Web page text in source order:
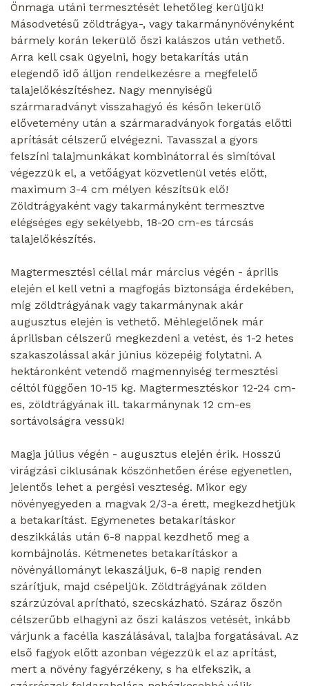
Önmaga utáni termesztését lehetőleg kerüljük!
Másodvetésű zöldtrágya-, vagy takarmánynövényként
bármely korán lekerülő őszi kalászos után vethető.
Arra kell csak ügyelni, hogy betakarítás után
elegendő idő álljon rendelkezésre a megfelelő
talajelőkészítéshez. Nagy mennyiségű
szármaradványt visszahagyó és későn lekerülő
elővetemény után a szármaradványok forgatás előtti
aprítását célszerű elvégezni. Tavasszal a gyors
felszíni talajmunkákat kombinátorral és simítóval
végezzük el, a vetőágyat közvetlenül vetés előtt,
maximum 3-4 cm mélyen készítsük elő!
Zöldtrágyaként vagy takarmányként termesztve
elégséges egy sekélyebb, 18-20 cm-es tárcsás
talajelőkészítés.
Magtermesztési céllal már március végén - április
elején el kell vetni a magfogás biztonsága érdekében,
míg zöldtrágyának vagy takarmánynak akár
augusztus elején is vethető. Méhlegelőnek már
áprilisban célszerű megkezdeni a vetést, és 1-2 hetes
szakaszolással akár június közepéig folytatni. A
hektáronként vetendő magmennyiség termesztési
céltól függően 10-15 kg. Magtermesztéskor 12-24 cm-
es, zöldtrágyának ill. takarmánynak 12 cm-es
sortávolságra vessük!
Magja július végén - augusztus elején érik. Hosszú
virágzási ciklusának köszönhetően érése egyenetlen,
jelentős lehet a pergési veszteség. Mikor egy
növényegyeden a magvak 2/3-a érett, megkezdhetjük
a betakarítást. Egymenetes betakarításkor
deszikkálás után 6-8 nappal kezdhető meg a
kombájnolás. Kétmenetes betakarításkor a
növényállományt lekaszáljuk, 6-8 napig renden
szárítjuk, majd csépeljük. Zöldtrágyának zölden
szárzúzóval aprítható, szecskázható. Száraz őszön
célszerűbb elhagyni az őszi kalászos vetését, inkább
várjunk a facélia kaszálásával, talajba forgatásával. Az
első fagyok előtt azonban végezzük el az aprítást,
mert a növény fagyérzékeny, s ha elfekszik, a